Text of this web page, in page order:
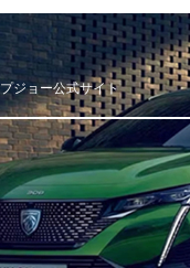
プジョー公式サイト